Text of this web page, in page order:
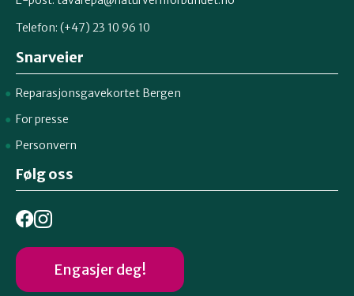
Telefon: (+47) 23 10 96 10
Snarveier
Reparasjonsgavekortet Bergen
For presse
Personvern
Følg oss
Engasjer deg!